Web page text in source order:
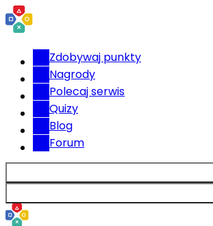
Zdobywaj punkty
Nagrody
Polecaj serwis
Quizy
Blog
Forum